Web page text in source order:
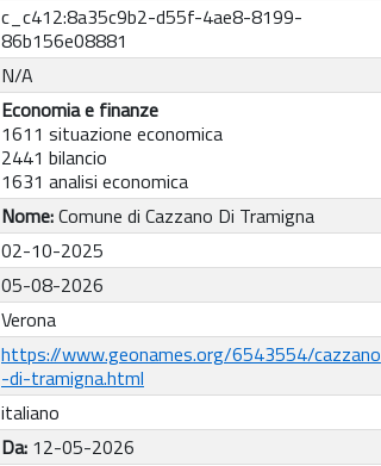
c_c412:8a35c9b2-d55f-4ae8-8199-
86b156e08881
N/A
Economia e finanze
1611 situazione economica
2441 bilancio
1631 analisi economica
Nome:Comune di Cazzano Di Tramigna
02-10-2025
05-08-2026
Verona
https://www.geonames.org/6543554/cazzano
-di-tramigna.html
italiano
Da: 12-05-2026